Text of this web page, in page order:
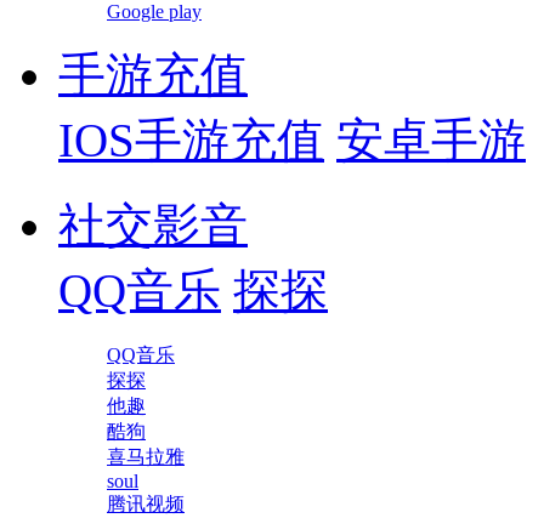
Google play
手游充值
IOS手游充值 安卓手游
社交影音
QQ音乐 探探
QQ音乐
探探
他趣
酷狗
喜马拉雅
soul
腾讯视频